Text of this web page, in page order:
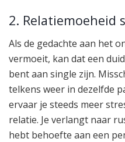
2. Relatiemoeheid
Als de gedachte aan het
vermoeit, kan dat een
bent aan single zijn.
telkens weer in dezelfde
ervaar je steeds meer
relatie. Je verlangt naar
hebt behoefte aan een